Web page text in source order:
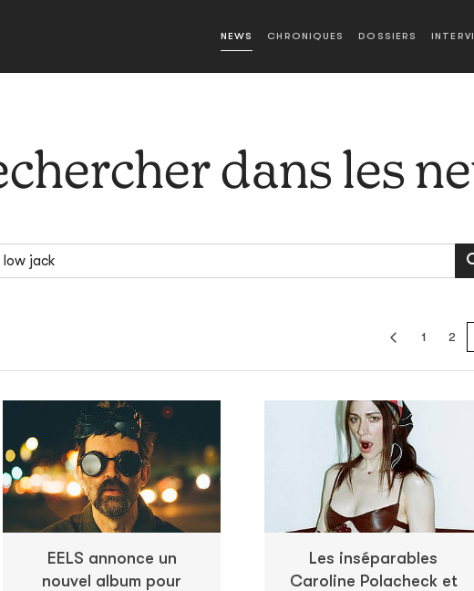
NEWS CHRONIQUES DOSSIERS
dans les
1 2
EELS annonce un
nouvel album pour
Les inséparables
Caroline Polacheck et